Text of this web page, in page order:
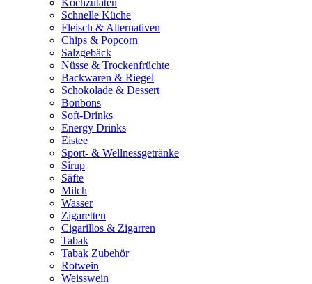
Kochzutaten
Schnelle Küche
Fleisch & Alternativen
Chips & Popcorn
Salzgebäck
Nüsse & Trockenfrüchte
Backwaren & Riegel
Schokolade & Dessert
Bonbons
Soft-Drinks
Energy Drinks
Eistee
Sport- & Wellnessgetränke
Sirup
Säfte
Milch
Wasser
Zigaretten
Cigarillos & Zigarren
Tabak
Tabak Zubehör
Rotwein
Weisswein